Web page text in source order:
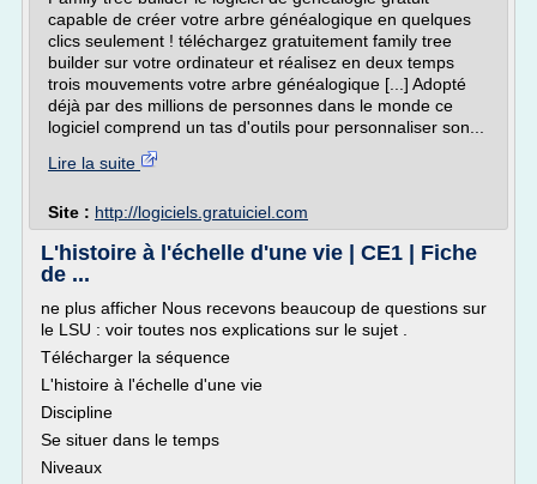
capable de créer votre arbre généalogique en quelques
clics seulement ! téléchargez gratuitement family tree
builder sur votre ordinateur et réalisez en deux temps
trois mouvements votre arbre généalogique [...] Adopté
déjà par des millions de personnes dans le monde ce
logiciel comprend un tas d'outils pour personnaliser son...
Lire la suite
Site : http://logiciels.gratuiciel.com
L'histoire à l'échelle d'une vie | CE1 | Fiche
de ...
ne plus afficher Nous recevons beaucoup de questions sur
le LSU : voir toutes nos explications sur le sujet .
Télécharger la séquence
L'histoire à l'échelle d'une vie
Discipline
Se situer dans le temps
Niveaux